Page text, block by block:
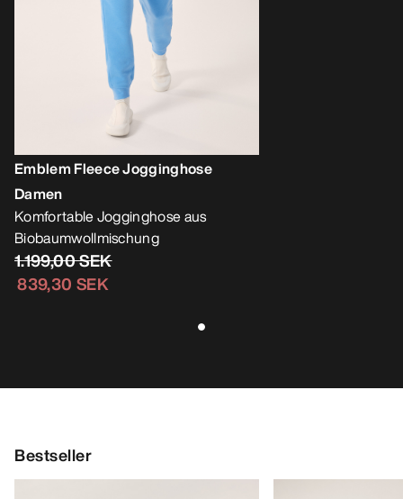
Emblem Fleece Jogginghose
Damen
Komfortable Jogginghose aus
Biobaumwollmischung
1.199,00 SEK
839,30 SEK
Bestseller